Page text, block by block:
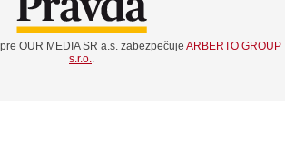
OUR MEDIA SR a.s. zabezpečuje ARBERTO GROUP
s.r.o..